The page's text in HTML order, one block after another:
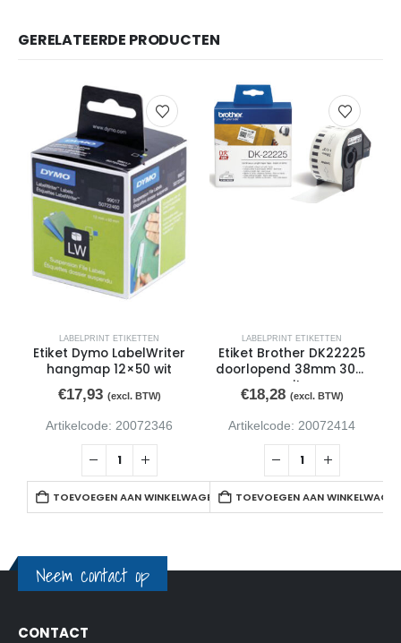
GERELATEERDE PRODUCTEN
LABELPRINT ETIKETTEN
Etiket Dymo LabelWriter
hangmap 12×50 wit
€17,93 (excl. BTW)
Artikelcode: 20072346
TOEVOEGEN AAN WINKELWAGEN
LABELPRINT ETIKETTEN
Etiket Brother DK22225
doorlopend 38mm 30m
wit
€18,28 (excl. BTW)
Artikelcode: 20072414
TOEVOEGEN AAN
Neem contact op
CONTACT